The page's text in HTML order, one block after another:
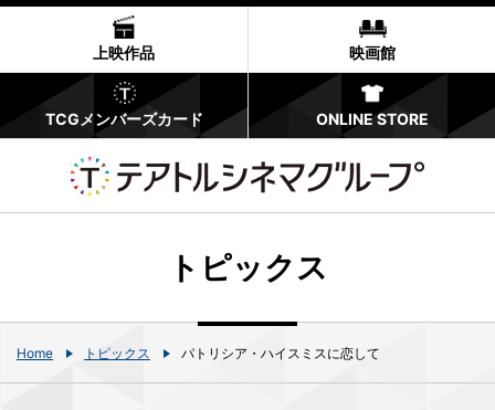
上映作品 映画館
TCGメンバーズカード ONLINE STORE
トピックス
Home トピックス パトリシア・ハイスミスに恋して